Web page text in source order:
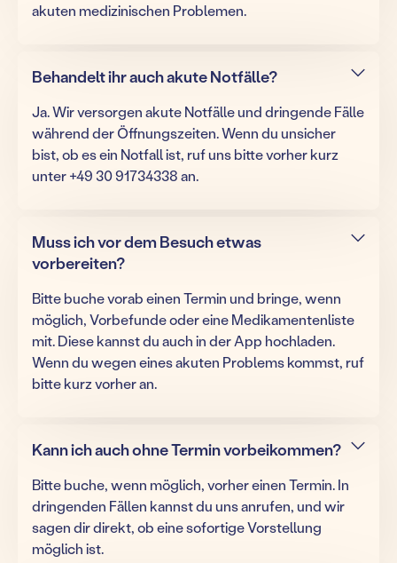
akuten medizinischen Problemen.
Behandelt ihr auch akute Notfälle?
Ja. Wir versorgen akute Notfälle und dringende Fälle
während der Öffnungszeiten. Wenn du unsicher
bist, ob es ein Notfall ist, ruf uns bitte vorher kurz
unter +49 30 91734338 an.
Muss ich vor dem Besuch etwas
vorbereiten?
Bitte buche vorab einen Termin und bringe, wenn
möglich, Vorbefunde oder eine Medikamentenliste
mit. Diese kannst du auch in der App hochladen.
Wenn du wegen eines akuten Problems kommst, ruf
bitte kurz vorher an.
Kann ich auch ohne Termin vorbeikommen?
Bitte buche, wenn möglich, vorher einen Termin. In
dringenden Fällen kannst du uns anrufen, und wir
sagen dir direkt, ob eine sofortige Vorstellung
möglich ist.